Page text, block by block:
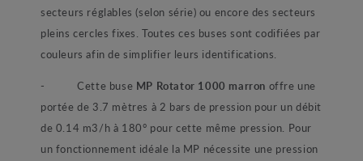
secteurs réglables (selon série) ou encore des secteurs
pleins cercles fixes. Toutes ces buses sont codifiées par
couleurs afin de simplifier leurs identifications.
- Cette buse MP Rotator 1000 marron offre une
portée de 3.7 mètres à 2 bars de pression pour un débit
de 0.14 m3/h à 180° pour cette même pression. Pour
un fonctionnement idéale la MP nécessite une pression